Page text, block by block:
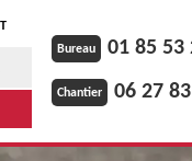
Bureau
01 85 53
Chantier 06 27